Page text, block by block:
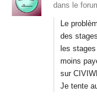
dans le
Le
des
les
moins
sur
Je tente